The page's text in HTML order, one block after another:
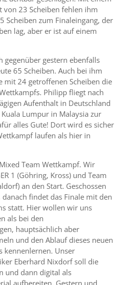
von 23 Scheiben fehlen ihm
Scheiben zum Finaleingang, der
lag, aber er ist auf einem
gegenüber gestern ebenfalls
65 Scheiben. Auch bei ihm
mit 24 getroffenen Scheiben die
Philipp fliegt nach
Aufenthalt in Deutschland
Lumpur in Malaysia zur
alles Gute! Dort wird es sicher
laufen als hier in
Team Wettkampf. Wir
1 (Göhring, Kross) und Team
an den Start. Geschossen
findet das Finale mit den
statt. Hier wollen wir uns
als bei den
hauptsächlich aber
und den Ablauf dieses neuen
kennenlernen. Unser
Eberhard Nixdorf soll die
und dann digital als
aufbereiten. Gestern und